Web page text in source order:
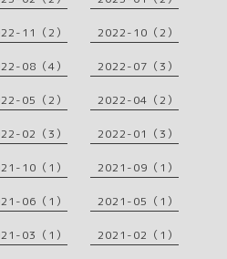
11（2） 2022-10（2）
08（4） 2022-07（3）
05（2） 2022-04（2）
02（3） 2022-01（3）
10（1） 2021-09（1）
06（1） 2021-05（1）
03（1） 2021-02（1）